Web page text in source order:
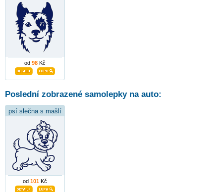
od 98 Kč
Poslední zobrazené samolepky na auto:
psí slečna s mašlí
od 101 Kč